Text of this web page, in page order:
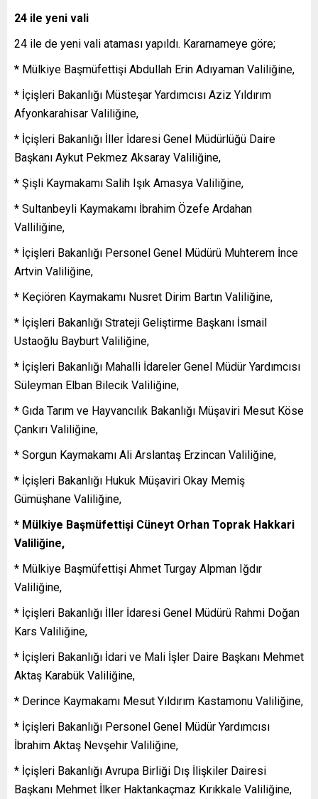
24 ile yeni vali
24 ile de yeni vali ataması yapıldı. Kararnameye göre;
* Mülkiye Başmüfettişi Abdullah Erin Adıyaman Valiliğine,
* İçişleri Bakanlığı Müsteşar Yardımcısı Aziz Yıldırım
Afyonkarahisar Valiliğine,
* İçişleri Bakanlığı İller İdaresi Genel Müdürlüğü Daire
Başkanı Aykut Pekmez Aksaray Valiliğine,
* Şişli Kaymakamı Salih Işık Amasya Valiliğine,
* Sultanbeyli Kaymakamı İbrahim Özefe Ardahan
Valliliğine,
* İçişleri Bakanlığı Personel Genel Müdürü Muhterem İnce
Artvin Valiliğine,
* Keçiören Kaymakamı Nusret Dirim Bartın Valiliğine,
* İçişleri Bakanlığı Strateji Geliştirme Başkanı İsmail
Ustaoğlu Bayburt Valiliğine,
* İçişleri Bakanlığı Mahalli İdareler Genel Müdür Yardımcısı
Süleyman Elban Bilecik Valiliğine,
* Gıda Tarım ve Hayvancılık Bakanlığı Müşaviri Mesut Köse
Çankırı Valiliğine,
* Sorgun Kaymakamı Ali Arslantaş Erzincan Valiliğine,
* İçişleri Bakanlığı Hukuk Müşaviri Okay Memiş
Gümüşhane Valiliğine,
* Mülkiye Başmüfettişi Cüneyt Orhan Toprak Hakkari
Valiliğine,
* Mülkiye Başmüfettişi Ahmet Turgay Alpman Iğdır
Valiliğine,
* İçişleri Bakanlığı İller İdaresi Genel Müdürü Rahmi Doğan
Kars Valiliğine,
* İçişleri Bakanlığı İdari ve Mali İşler Daire Başkanı Mehmet
Aktaş Karabük Valiliğine,
* Derince Kaymakamı Mesut Yıldırım Kastamonu Valiliğine,
* İçişleri Bakanlığı Personel Genel Müdür Yardımcısı
İbrahim Aktaş Nevşehir Valiliğine,
* İçişleri Bakanlığı Avrupa Birliği Dış İlişkiler Dairesi
Başkanı Mehmet İlker Haktankaçmaz Kırıkkale Valiliğine,